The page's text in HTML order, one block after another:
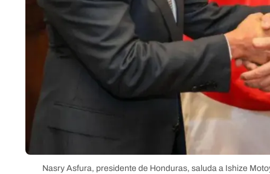
Nasry Asfura, presidente de Honduras, saluda a Ishize